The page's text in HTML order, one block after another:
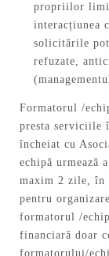
propriilor
interacțiunea
solicitările
refuzate,
Formatorul /
presta serviciile
încheiat cu
echipă urmează
maxim 2 zile, în
pentru
formatorul /
financiară doar
formatorului/